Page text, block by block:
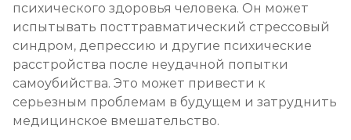
психического здоровья человека. Он может
испытывать посттравматический стрессовый
синдром, депрессию и другие психические
расстройства после неудачной попытки
самоубийства. Это может привести к
серьезным проблемам в будущем и затруднить
медицинское вмешательство.